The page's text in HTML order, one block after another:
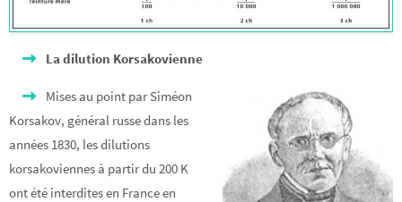
La dilution Korsakovienne
Mises au point par Siméon
Korsakov, général russe dans les
années 1830, les dilutions
korsakoviennes à partir du 200 K
ont été interdites en France en